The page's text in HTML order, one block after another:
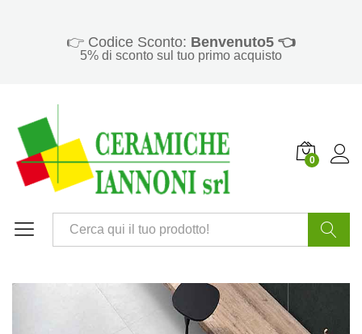
👉 Codice Sconto: Benvenuto5 👈
5% di sconto sul tuo primo acquisto
0